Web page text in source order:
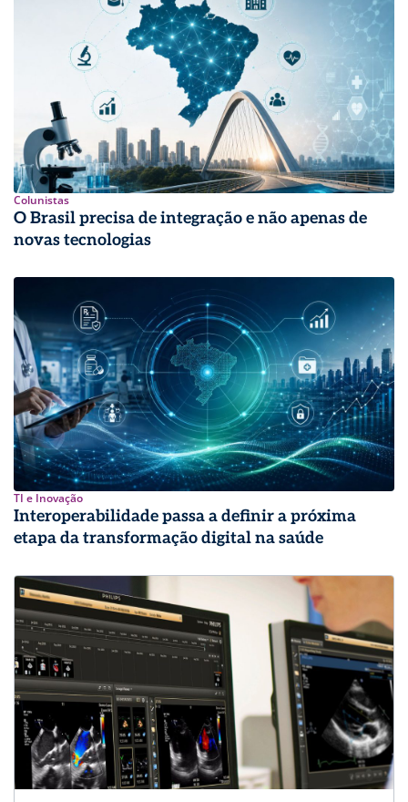
Colunistas
O Brasil precisa de integração e não apenas de
novas tecnologias
TI e Inovação
Interoperabilidade passa a definir a próxima
etapa da transformação digital na saúde